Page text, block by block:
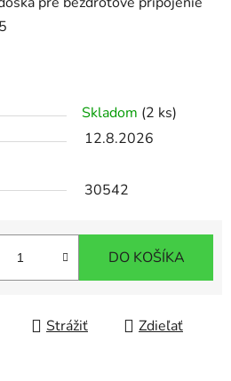
Skladom (2 ks)
12.8.2026
30542
DO KOŠÍKA
Strážiť Zdieľať